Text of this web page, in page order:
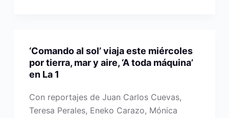
‘Comando al sol’ viaja este miércoles
por tierra, mar y aire, ‘A toda máquina’
en La 1
Con reportajes de Juan Carlos Cuevas,
Teresa Perales, Eneko Carazo, Mónica